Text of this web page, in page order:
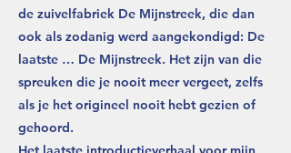
de zuivelfabriek De Mijnstreek, die dan
ook als zodanig werd aangekondigd: De
laatste … De Mijnstreek. Het zijn van die
spreuken die je nooit meer vergeet, zelfs
als je het origineel nooit hebt gezien of
gehoord.